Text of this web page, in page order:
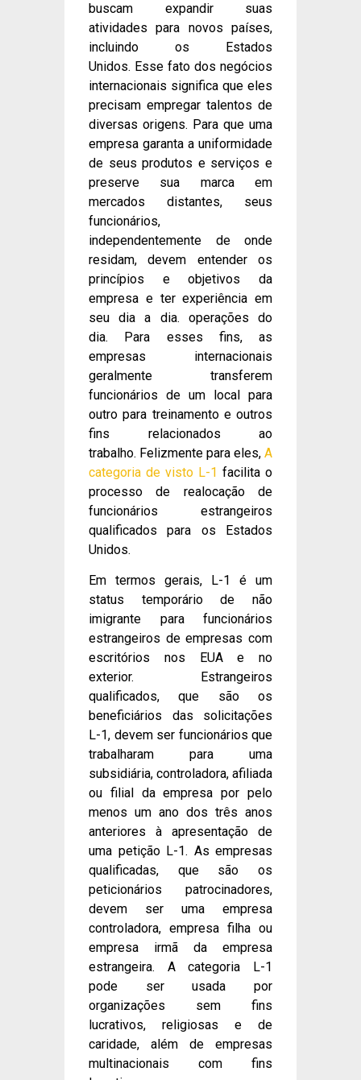
buscam expandir suas
atividades para novos países,
incluindo os Estados
Unidos. Esse fato dos negócios
internacionais significa que eles
precisam empregar talentos de
diversas origens. Para que uma
empresa garanta a uniformidade
de seus produtos e serviços e
preserve sua marca em
mercados distantes, seus
funcionários,
independentemente de onde
residam, devem entender os
princípios e objetivos da
empresa e ter experiência em
seu dia a dia. operações do
dia. Para esses fins, as
empresas internacionais
geralmente transferem
funcionários de um local para
outro para treinamento e outros
fins relacionados ao
trabalho. Felizmente para eles, A
categoria de visto L-1 facilita o
processo de realocação de
funcionários estrangeiros
qualificados para os Estados
Unidos.
Em termos gerais, L-1 é um
status temporário de não
imigrante para funcionários
estrangeiros de empresas com
escritórios nos EUA e no
exterior. Estrangeiros
qualificados, que são os
beneficiários das solicitações
L-1, devem ser funcionários que
trabalharam para uma
subsidiária, controladora, afiliada
ou filial da empresa por pelo
menos um ano dos três anos
anteriores à apresentação de
uma petição L-1. As empresas
qualificadas, que são os
peticionários patrocinadores,
devem ser uma empresa
controladora, empresa filha ou
empresa irmã da empresa
estrangeira. A categoria L-1
pode ser usada por
organizações sem fins
lucrativos, religiosas e de
caridade, além de empresas
multinacionais com fins